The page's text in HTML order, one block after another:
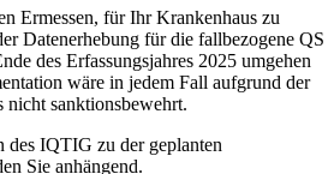
Ermessen, für Ihr Krankenhaus zu
Datenerhebung für die fallbezogene QS
des Erfassungsjahres 2025 umgehen
wäre in jedem Fall aufgrund der
nicht sanktionsbewehrt.
des IQTIG zu der geplanten
Sie anhängend.